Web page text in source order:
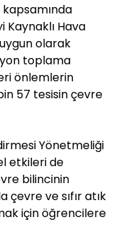
Kaynaklı Hava
olarak
toplama
önlemlerin
57 tesisin çevre
Yönetmeliği
etkileri de
bilincinin
çevre ve sıfır atık
için öğrencilere